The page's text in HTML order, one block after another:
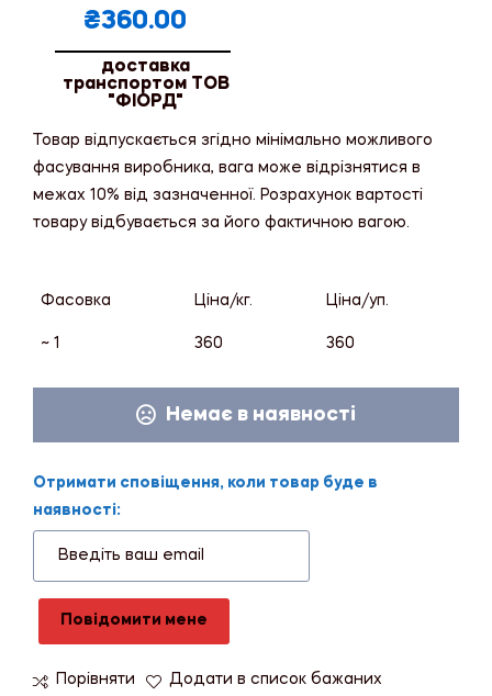
₴360.00
доставка
транспортом ТОВ
"ФІОРД"
Товар відпускається згідно мінімально можливого
фасування виробника, вага може відрізнятися в
межах 10% від зазначенної. Розрахунок вартості
товару відбувається за його фактичною вагою.
Фасовка Ціна/кг. Ціна/уп.
~ 1 360 360
Немає в наявності
Отримати сповіщення, коли товар буде в
наявності:
Повідомити мене
Порівняти Додати в список бажаних